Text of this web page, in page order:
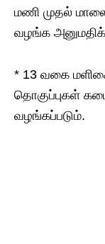
மணி முதல்
வழங்க
* 13 வகை
தொகுப்புகள்
வழங்கப்படும்.